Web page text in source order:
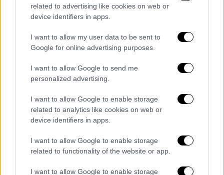
related to advertising like cookies on web or
device identifiers in apps.
I want to allow my user data to be sent to
Google for online advertising purposes.
I want to allow Google to send me
personalized advertising.
I want to allow Google to enable storage
related to analytics like cookies on web or
device identifiers in apps.
I want to allow Google to enable storage
related to functionality of the website or app.
I want to allow Google to enable storage
«ΤΟ ΚΟΚΚΙΝΟ ΠΟΤΑΜΙ – Η ΣΥΝΕΧΕΙΑ»,
ΠΡΕΜΙΕΡΑ ΚΥΡΙΑΚΗ 2 ΟΚΤΩΒΡΙΟΥ ΣΤΙΣ
Το τραγούδι των τίτλων, «Δυό Επιστροφές»,
σε μουσική Χρήστου Παπαδόπουλου και
στίχους Κώστα Μπαλαχούτη, ερμηνεύουν ο
Κωνσταντίνος Αργυρός και η Μελίνα
την Panik Platinum.